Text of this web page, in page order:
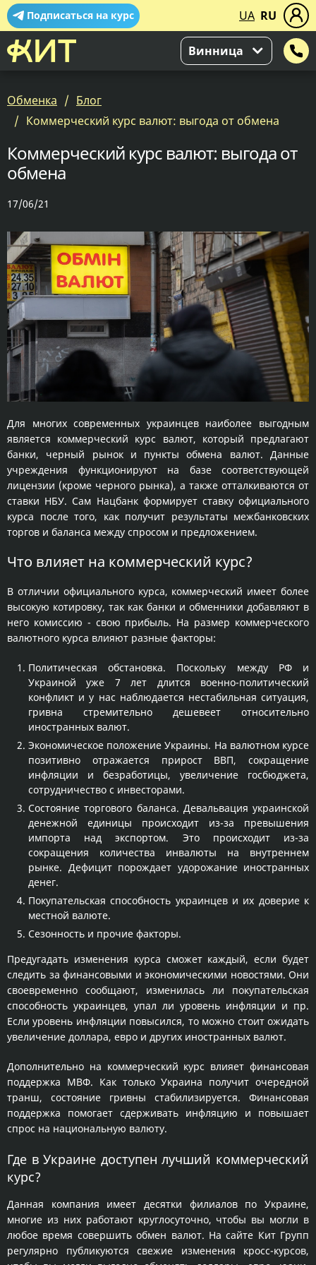
Подписаться на курс UA RU
Винница
Обменка
Блог
Коммерческий курс валют: выгода от обмена
Коммерческий курс валют: выгода от
обмена
17/06/21
Для многих современных украинцев наиболее выгодным
является коммерческий курс валют, который предлагают
банки, черный рынок и пункты обмена валют. Данные
учреждения функционируют на базе соответствующей
лицензии (кроме черного рынка), а также отталкиваются от
ставки НБУ. Сам Нацбанк формирует ставку официального
курса после того, как получит результаты межбанковских
торгов и баланса между спросом и предложением.
Что влияет на коммерческий курс?
В отличии официального курса, коммерческий имеет более
высокую котировку, так как банки и обменники добавляют в
него комиссию - свою прибыль. На размер коммерческого
валютного курса влияют разные факторы:
Политическая обстановка. Поскольку между РФ и
Украиной уже 7 лет длится военно-политический
конфликт и у нас наблюдается нестабильная ситуация,
гривна стремительно дешевеет относительно
иностранных валют.
Экономическое положение Украины. На валютном курсе
позитивно отражается прирост ВВП, сокращение
инфляции и безработицы, увеличение госбюджета,
сотрудничество с инвесторами.
Состояние торгового баланса. Девальвация украинской
денежной единицы происходит из-за превышения
импорта над экспортом. Это происходит из-за
сокращения количества инвалюты на внутреннем
рынке. Дефицит порождает удорожание иностранных
денег.
Покупательская способность украинцев и их доверие к
местной валюте.
Сезонность и прочие факторы.
Предугадать изменения курса сможет каждый, если будет
следить за финансовыми и экономическими новостями. Они
своевременно сообщают, изменилась ли покупательская
способность украинцев, упал ли уровень инфляции и пр.
Если уровень инфляции повысился, то можно стоит ожидать
увеличение доллара, евро и других иностранных валют.
Дополнительно на коммерческий курс влияет финансовая
поддержка МВФ. Как только Украина получит очередной
транш, состояние гривны стабилизируется. Финансовая
поддержка помогает сдерживать инфляцию и повышает
спрос на национальную валюту.
Где в Украине доступен лучший коммерческий
курс?
Данная компания имеет десятки филиалов по Украине,
многие из них работают круглосуточно, чтобы вы могли в
любое время совершить обмен валют. На сайте Кит Групп
регулярно публикуются свежие изменения кросс-курсов,